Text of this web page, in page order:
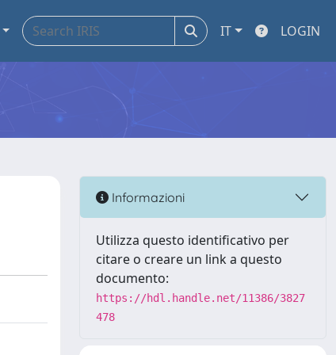
IT LOGIN
Informazioni
Utilizza questo identificativo per
citare o creare un link a questo
documento:
https://hdl.handle.net/11386/3827
478